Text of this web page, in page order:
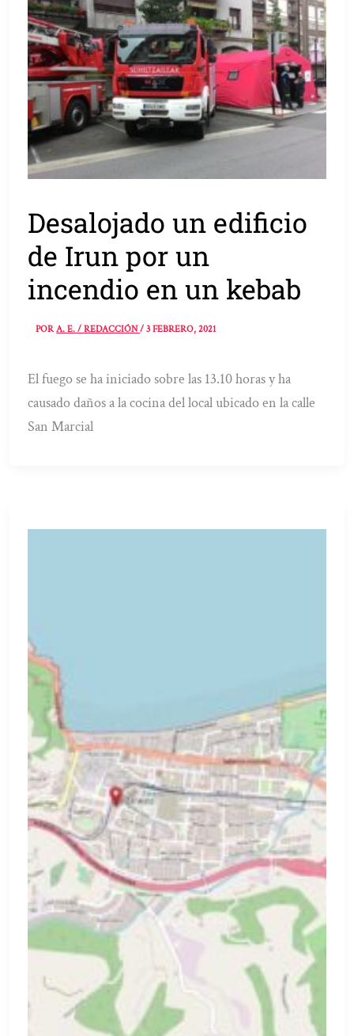
Desalojado un edificio
de Irun por un
incendio en un kebab
PORA. E. / REDACCIÓN/3 FEBRERO, 2021
El fuego se ha iniciado sobre las 13.10 horas y ha
causado daños a la cocina del local ubicado en la calle
San Marcial